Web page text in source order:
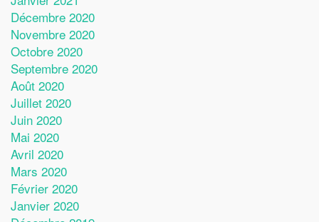
Décembre 2020
Novembre 2020
Octobre 2020
Septembre 2020
Août 2020
Juillet 2020
Juin 2020
Mai 2020
Avril 2020
Mars 2020
Février 2020
Janvier 2020